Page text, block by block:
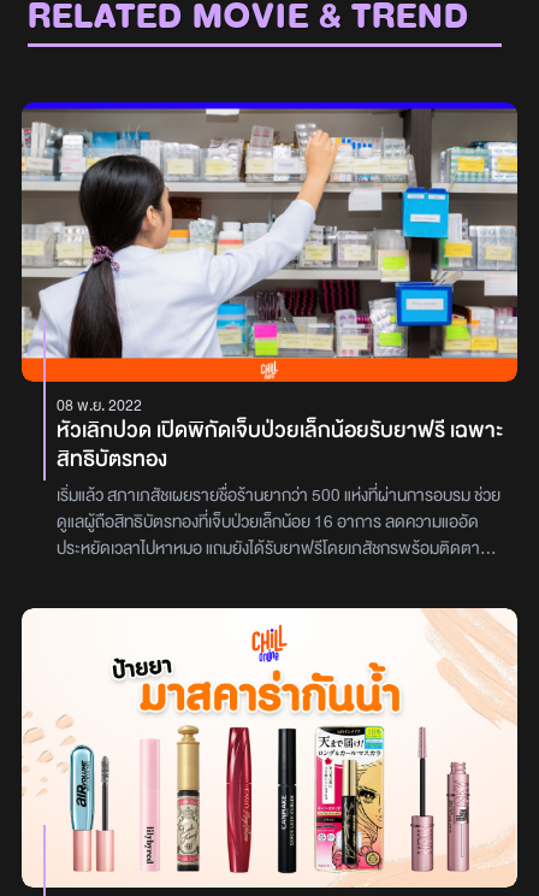
RELATED MOVIE & TREND
08 พ.ย. 2022
หัวเลิกปวด เปิดพิกัดเจ็บป่วยเล็กน้อยรับยาฟรี เฉพาะ
สิทธิบัตรทอง
เริ่มแล้ว สภาเภสัชเผยรายชื่อร้านยากว่า 500 แห่งที่ผ่านการอบรม ช่วย
ดูแลผู้ถือสิทธิบัตรทองที่เจ็บป่วยเล็กน้อย 16 อาการ ลดความแออัด
ประหยัดเวลาไปหาหมอ แถมยังได้รับยาฟรีโดยเภสัชกรพร้อมติดตาม
ยาปวดหัว เวียนหัว ปวดข้อ เจ็บกล้ามเนื้อ ไข้ ไอ เจ็บคอ ปวดท้อง ท้อง
เสีย ท้องผูก ถ่ายปัสสาวะขัด ปัสสาวะลำบาก ปัสสาวะเจ็บ ตกขาวผิด
ปกติ อาการทางผิวหนัง ผื่น คัน บาดแผล ความผิดปกติต่าง ๆ ที่เกิดขึ้น
กับตา ความผิดปกติต่าง ๆ ที่เกิดขึ้นกับหูเช็ครายชื่อร้านยาที่เข้าร่วมได้ที่
เว็บไซต์ของสำนักงานรับรองร้านยา
คุณภาพhttps://papc.pharmacycouncil.org